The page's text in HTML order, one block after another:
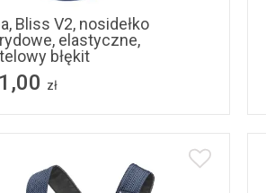
Bliss V2, nosidełko
elastyczne,
błękit
zł